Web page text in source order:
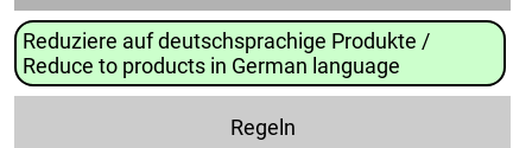
Reduziere auf deutschsprachige Produkte /
Reduce to products in German language
Regeln